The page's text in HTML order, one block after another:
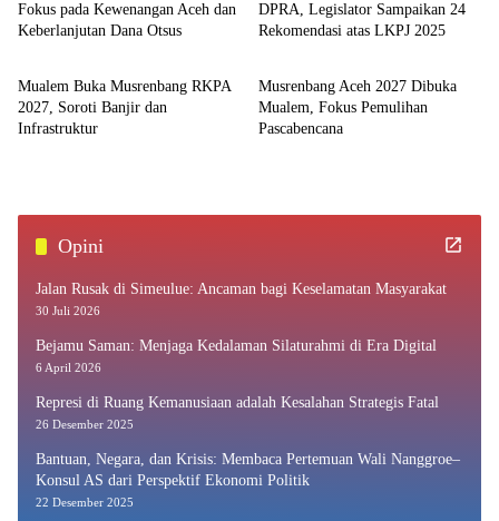
Fokus pada Kewenangan Aceh dan
Keberlanjutan Dana Otsus
DPRA, Legislator Sampaikan 24
Rekomendasi atas LKPJ 2025
News
Mualem Buka Musrenbang RKPA
2027, Soroti Banjir dan
Infrastruktur
News
Musrenbang Aceh 2027 Dibuka
Mualem, Fokus Pemulihan
Pascabencana
Opini
Jalan Rusak di Simeulue: Ancaman bagi Keselamatan Masyarakat
30 Juli 2026
Bejamu Saman: Menjaga Kedalaman Silaturahmi di Era Digital
6 April 2026
Represi di Ruang Kemanusiaan adalah Kesalahan Strategis Fatal
26 Desember 2025
Bantuan, Negara, dan Krisis: Membaca Pertemuan Wali Nanggroe–
Konsul AS dari Perspektif Ekonomi Politik
22 Desember 2025